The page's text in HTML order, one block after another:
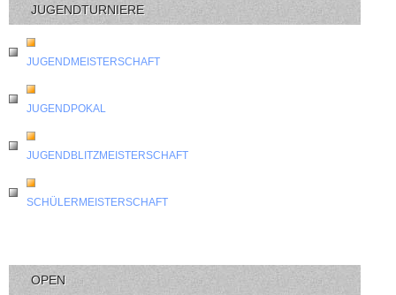
JUGENDTURNIERE
JUGENDMEISTERSCHAFT
JUGENDPOKAL
JUGENDBLITZMEISTERSCHAFT
SCHÜLERMEISTERSCHAFT
OPEN